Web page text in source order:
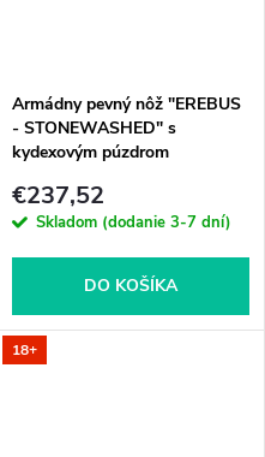
Armádny pevný nôž "EREBUS
- STONEWASHED" s
kydexovým púzdrom
€237,52
Skladom (dodanie 3-7 dní)
DO KOŠÍKA
18+